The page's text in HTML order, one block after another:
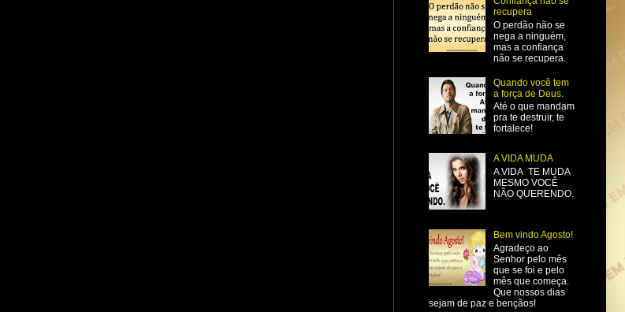
recupera
O perdão não se
nega a ninguém,
mas a confiança
não se recupera.
Quando você tem
a força de Deus.
Até o que mandam
pra te destruir, te
fortalece!
A VIDA MUDA
A VIDA TE MUDA
MESMO VOCÊ
NÃO QUERENDO.
Bem vindo Agosto!
Agradeço ao
Senhor pelo mês
que se foi e pelo
mês que começa.
Que nossos dias
sejam de paz e bençãos!